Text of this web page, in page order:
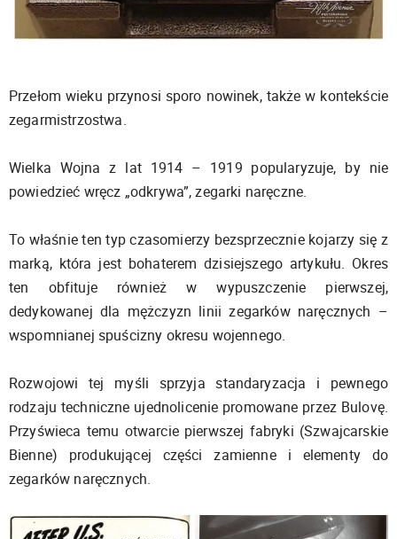
Przełom wieku przynosi sporo nowinek, także w kontekście
zegarmistrzostwa.
Wielka Wojna z lat 1914 – 1919 popularyzuje, by nie
powiedzieć wręcz „odkrywa”, zegarki naręczne.
To właśnie ten typ czasomierzy bezsprzecznie kojarzy się z
marką, która jest bohaterem dzisiejszego artykułu. Okres
ten obfituje również w wypuszczenie pierwszej,
dedykowanej dla mężczyzn linii zegarków naręcznych –
wspomnianej spuścizny okresu wojennego.
Rozwojowi tej myśli sprzyja standaryzacja i pewnego
rodzaju techniczne ujednolicenie promowane przez Bulovę.
Przyświeca temu otwarcie pierwszej fabryki (Szwajcarskie
Bienne) produkującej części zamienne i elementy do
zegarków naręcznych.